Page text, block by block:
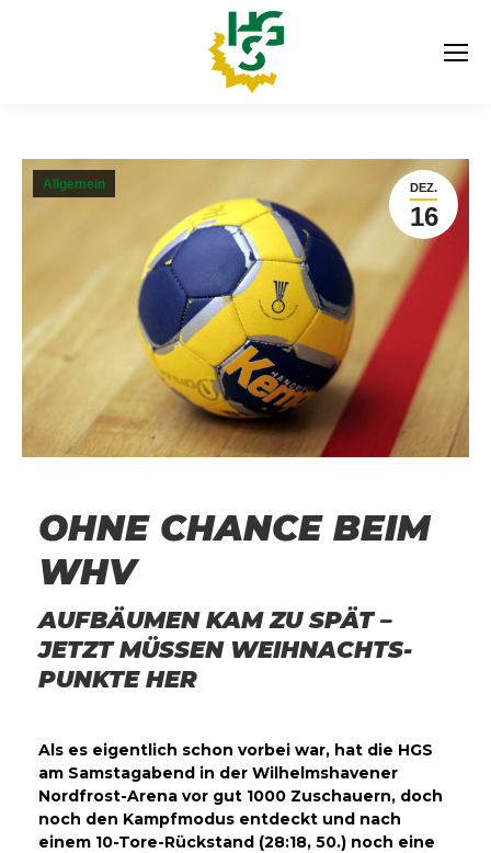
DEZ.
16
Allgemein
OHNE CHANCE BEIM
WHV
AUFBÄUMEN KAM ZU SPÄT –
JETZT MÜSSEN WEIHNACHTS-
PUNKTE HER
Als es eigentlich schon vorbei war, hat die HGS
am Samstagabend in der Wilhelmshavener
Nordfrost-Arena vor gut 1000 Zuschauern, doch
noch den Kampfmodus entdeckt und nach
einem 10-Tore-Rückstand (28:18, 50.) noch eine